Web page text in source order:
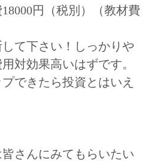
18000円（税別）（教材費
て下さい！しっかりや
対効果高いはずです。
できたら投資とはいえ
さんにみてもらいたい